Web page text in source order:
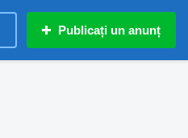
Publicați un anunț